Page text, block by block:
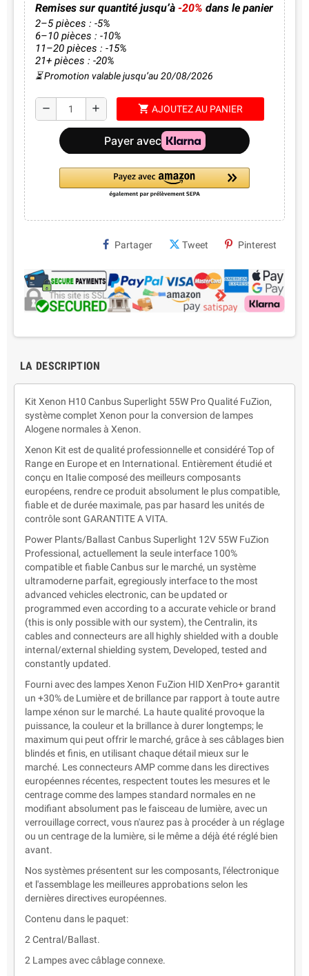
Remises sur quantité jusqu’à-20% dans le panier
2–5 pièces : -5%
6–10 pièces : -10%
11–20 pièces : -15%
21+ pièces : -20%
⏳ Promotion valable jusqu’au 20/08/2026
remove add shopping_cart AJOUTEZ AU PANIER
Partager Tweet Pinterest
LA DESCRIPTION
Kit Xenon H10 Canbus Superlight 55W Pro Qualité FuZion,
système complet Xenon pour la conversion de lampes
Alogene normales à Xenon.
Xenon Kit est de qualité professionnelle et considéré Top of
Range en Europe et en International. Entièrement étudié et
conçu en Italie composé des meilleurs composants
européens, rendre ce produit absolument le plus compatible,
fiable et de durée maximale, pas par hasard les unités de
contrôle sont GARANTITE A VITA.
Power Plants/Ballast Canbus Superlight 12V 55W FuZion
Professional, actuellement la seule interface 100%
compatible et fiable Canbus sur le marché, un système
ultramoderne parfait, egregiously interface to the most
advanced vehicles electronic, can be updated or
programmed even according to a accurate vehicle or brand
(this is only possible with our system), the Centralin, its
cables and connecteurs are all highly shielded with a double
internal/external shielding system, Developed, tested and
constantly updated.
Fourni avec des lampes Xenon FuZion HID XenPro+ garantit
un +30% de Lumière et de brillance par rapport à toute autre
lampe xénon sur le marché. La haute qualité provoque la
puissance, la couleur et la brillance à durer longtemps; le
maximum qui peut offrir le marché, grâce à ses câblages bien
blindés et finis, en utilisant chaque détail mieux sur le
marché. Les connecteurs AMP comme dans les directives
européennes récentes, respectent toutes les mesures et le
centrage comme des lampes standard normales en ne
modifiant absolument pas le faisceau de lumière, avec un
verrouillage correct, vous n'aurez pas à procéder à un réglage
ou un centrage de la lumière, si le même a déjà été réglé bien
avant.
Nos systèmes présentent sur les composants, l'électronique
et l'assemblage les meilleures approbations selon les
dernières directives européennes.
Contenu dans le paquet:
2 Central/Ballast.
2 Lampes avec câblage connexe.